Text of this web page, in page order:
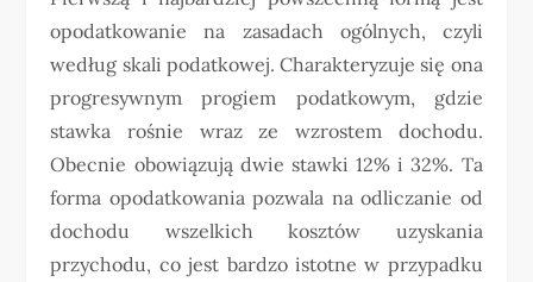
opodatkowanie na zasadach ogólnych, czyli
według skali podatkowej. Charakteryzuje się ona
progresywnym progiem podatkowym, gdzie
stawka rośnie wraz ze wzrostem dochodu.
Obecnie obowiązują dwie stawki 12% i 32%. Ta
forma opodatkowania pozwala na odliczanie od
dochodu wszelkich kosztów uzyskania
przychodu, co jest bardzo istotne w przypadku